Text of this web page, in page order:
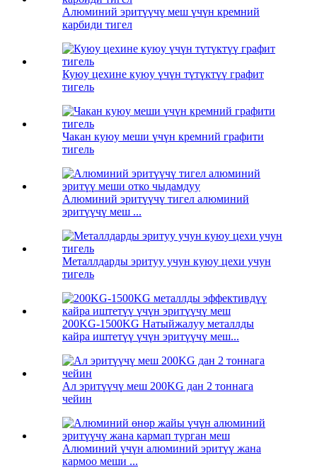
Алюминий эритүүчү меш үчүн кремний
карбиди тигел
Куюу цехине куюу үчүн түтүктүү графит
тигель
Чакан куюу меши үчүн кремний графити
тигель
Алюминий эритүүчү тигел алюминий
эритүүчү меш ...
Металлдарды эритуу учун куюу цехи учун
тигель
200KG-1500KG Натыйжалуу металлды
кайра иштетүү үчүн эритүүчү меш...
Ал эритүүчү меш 200KG дан 2 тоннага
чейин
Алюминий үчүн алюминий эритүү жана
кармоо меши ...